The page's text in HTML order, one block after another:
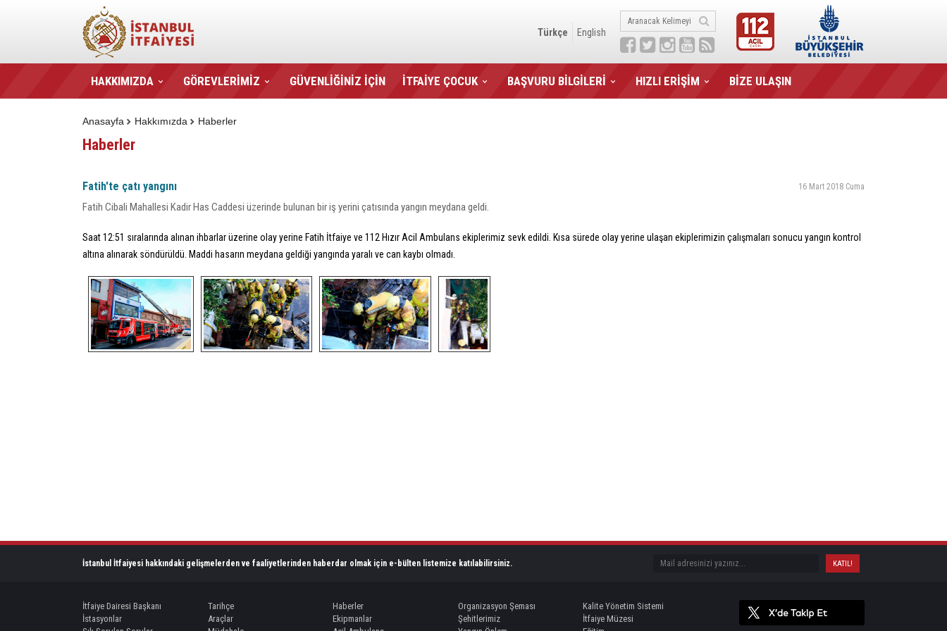
Türkçe English
HAKKIMIZDA GÖREVLERİMİZ GÜVENLİĞİNİZ İÇİN İTFAİYE ÇOCUK BAŞVURU BİLGİLERİ HIZLI ERİŞİM BİZE ULAŞIN
Haberler
Hakkımızda
Anasayfa
Haberler
Fatih'te çatı yangını 16 Mart 2018 Cuma
Fatih Cibali Mahallesi Kadir Has Caddesi üzerinde bulunan bir iş yerini çatısında yangın meydana geldi.
Saat 12:51 sıralarında alınan ihbarlar üzerine olay yerine Fatih İtfaiye ve 112 Hızır Acil Ambulans ekiplerimiz sevk edildi. Kısa sürede olay yerine ulaşan ekiplerimizin çalışmaları sonucu yangın kontrol
altına alınarak söndürüldü. Maddi hasarın meydana geldiği yangında yaralı ve can kaybı olmadı.
İstanbul İtfaiyesi hakkındaki gelişmelerden ve faaliyetlerinden haberdar olmak için e-bülten listemize katılabilirsiniz.
İtfaiye Dairesi Başkanı Tarihçe Haberler Organizasyon Şeması
Kalite Yönetim Sistemi
İstasyonlar
Araçlar Ekipmanlar Şehitlerimiz
İtfaiye Müzesi